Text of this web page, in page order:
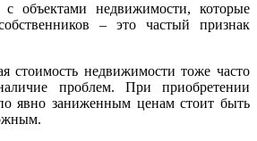
с объектами недвижимости, которые
– это частый признак
стоимость недвижимости тоже часто
проблем. При приобретении
явно заниженным ценам стоит быть